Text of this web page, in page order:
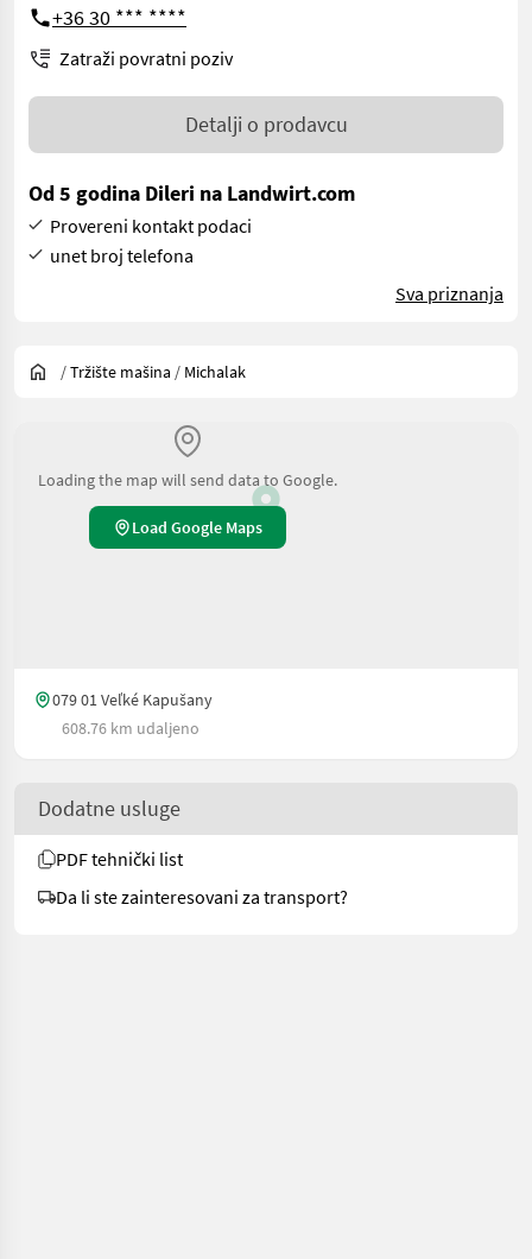
+36 30 *** ****
Zatraži povratni poziv
Detalji o prodavcu
Od 5 godina Dileri na Landwirt.com
Provereni kontakt podaci
unet broj telefona
Sva priznanja
/Tržište mašina / Michalak
Loading the map will send data to Google.
Load Google Maps
079 01 Veľké Kapušany
608.76 km udaljeno
Dodatne usluge
PDF tehnički list
Da li ste zainteresovani za transport?